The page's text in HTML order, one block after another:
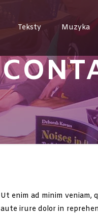
Teksty Muzyka
Ut enim ad minim veniam,
aute irure dolor in